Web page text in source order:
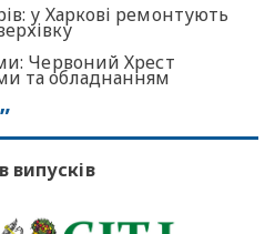
у Харкові ремонтують
Червоний Хрест
та обладнанням
випусків